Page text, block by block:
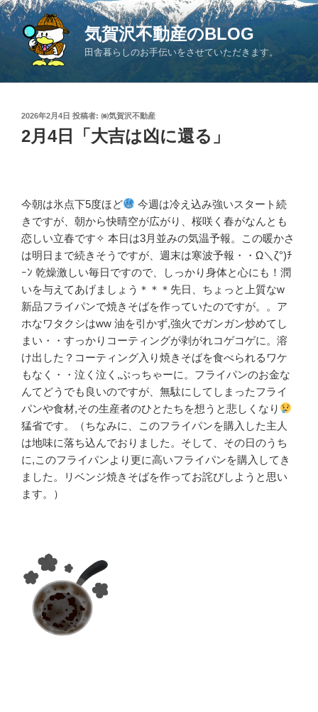
コ
ン
ツ
気賀沢不動産のBLOG
田舎暮らしのお手伝いをさせていただきます。
投
稿
日:
2026年2月4日 投稿者: ㈱気賀沢不動産
2月4日「大吉は凶に還る」
今朝は氷点下5度ほど
今週は冷え込み強いスタート続
きですが、朝から快晴空が広がり、桜咲く春がなんとも
恋しい立春です✧ 本日は3月並みの気温予報。この暖かさ
は明日まで続きそうですが、週末は寒波予報・・Ω＼ζ°)ﾁ
ｰﾝ 乾燥激しい毎日ですので、しっかり身体と心にも！潤
いを与えてあげましょう＊＊＊先日、ちょっと上質なw
新品フライパンで焼きそばを作っていたのですが。。ア
ホなワタクシはww 油を引かず,強火でガンガン炒めてし
まい・・すっかりコーティングが剥がれコゲコゲに。溶
け出した？コーティング入り焼きそばを食べられるワケ
もなく・・泣く泣く,ぶっちゃーに。フライパンのお金な
んてどうでも良いのですが、無駄にしてしまったフライ
パンや食材,その生産者のひとたちを想うと悲しくなり
猛省です。（ちなみに、このフライパンを購入した主人
は地味に落ち込んでおりました。そして、その日のうち
に,このフライパンより更に高いフライパンを購入してき
ました。リベンジ焼きそばを作ってお詫びしようと思い
ます。）